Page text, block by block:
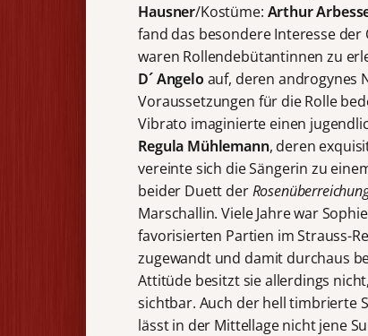
Hausner/Kostüme: Arthur
fand das besondere Interesse
waren Rollendebütantinnen zu
D´ Angelo auf, deren androgynes
Voraussetzungen für die Rolle
Vibrato imaginierte einen
Regula Mühlemann, deren
vereinte sich die Sängerin zu
beider Duett der
Marschallin. Viele Jahre war
favorisierten Partien im Strauss-
zugewandt und damit durchaus
Attitüde besitzt sie allerdings
sichtbar. Auch der hell timbrierte
lässt in der Mittellage nicht jene